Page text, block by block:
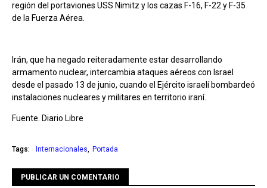
región del portaviones USS Nimitz y los cazas F-16, F-22 y F-35
de la Fuerza Aérea.
Irán, que ha negado reiteradamente estar desarrollando
armamento nuclear, intercambia ataques aéreos con Israel
desde el pasado 13 de junio, cuando el Ejército israelí bombardeó
instalaciones nucleares y militares en territorio iraní.
Fuente. Diario Libre
Tags: Internacionales Portada
PUBLICAR UN COMENTARIO